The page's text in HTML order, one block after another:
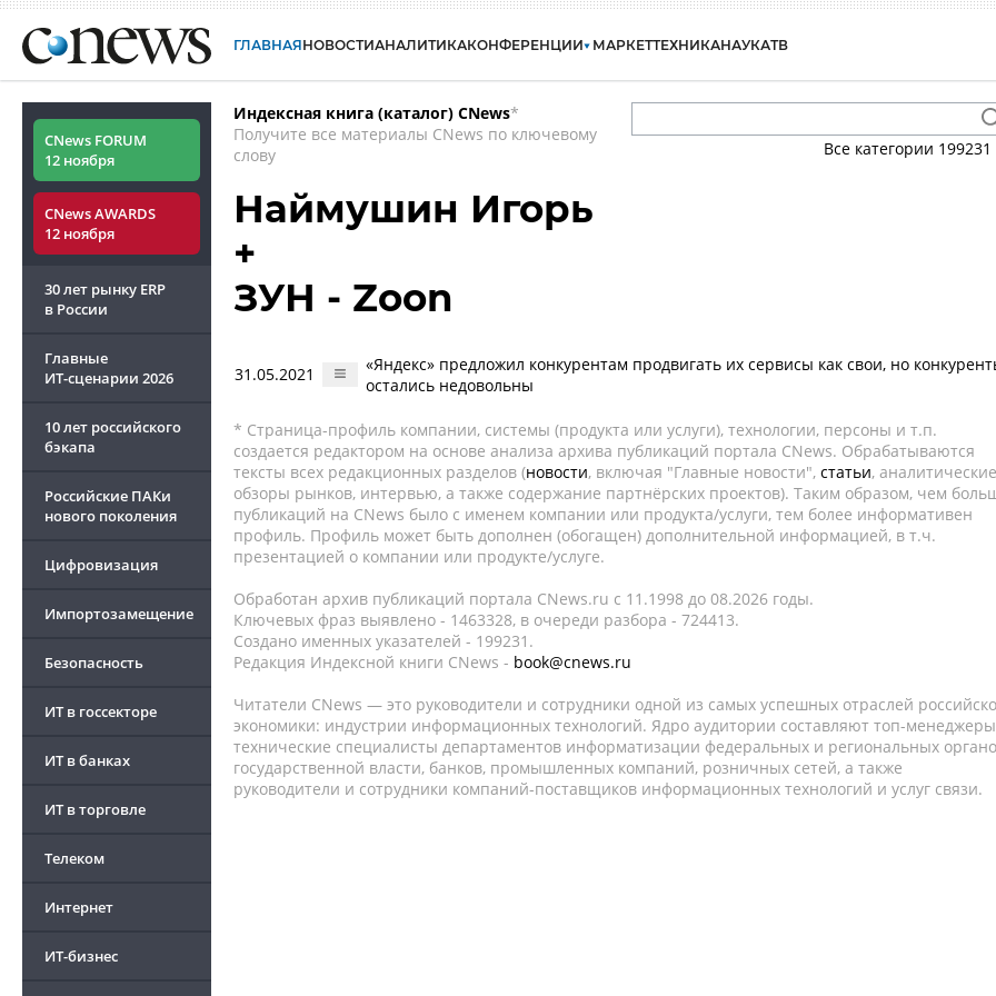
ГЛАВНАЯНОВОСТИАНАЛИТИКАКОНФЕРЕНЦИИ МАРКЕТТЕХНИКАНАУКАТВ
CNews FORUM
12 ноября
CNews AWARDS
12 ноября
30 лет рынку ERP
в России
Главные
ИТ-сценарии 2026
10 лет российского
бэкапа
Российские ПАКи
нового поколения
Цифровизация
Импортозамещение
Безопасность
ИТ в госсекторе
ИТ в банках
ИТ в торговле
Телеком
Интернет
ИТ-бизнес
Индексная книга (каталог) CNews*
Получите все материалы CNews по ключевому
слову
Все категории 199231
Наймушин Игорь
+
ЗУН - Zoon
31.05.2021
«Яндекс» предложил конкурентам продвигать их сервисы как свои, но
остались недовольны
* Страница-профиль компании, системы (продукта или услуги), технологии, персоны и т.п.
создается редактором на основе анализа архива публикаций портала CNews. Обрабатываются
тексты всех редакционных разделов (новости, включая "Главные новости", статьи, аналитические
обзоры рынков, интервью, а также содержание партнёрских проектов). Таким образом, чем
публикаций на CNews было с именем компании или продукта/услуги, тем более информативен
профиль. Профиль может быть дополнен (обогащен) дополнительной информацией, в т.ч.
презентацией о компании или продукте/услуге.
Обработан архив публикаций портала CNews.ru c 11.1998 до 08.2026 годы.
Ключевых фраз выявлено - 1463328, в очереди разбора - 724413.
Создано именных указателей - 199231.
Редакция Индексной книги CNews - book@cnews.ru
Читатели CNews — это руководители и сотрудники одной из самых успешных отраслей
экономики: индустрии информационных технологий. Ядро аудитории составляют топ-
технические специалисты департаментов информатизации федеральных и региональных
государственной власти, банков, промышленных компаний, розничных сетей, а также
руководители и сотрудники компаний-поставщиков информационных технологий и услуг связи.